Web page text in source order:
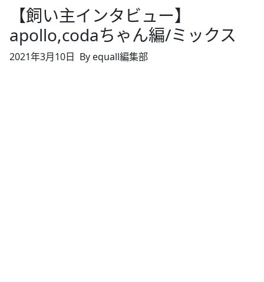
【飼い主インタビュー】
apollo,codaちゃん編/ミックス
2021年3月10日 By equall編集部